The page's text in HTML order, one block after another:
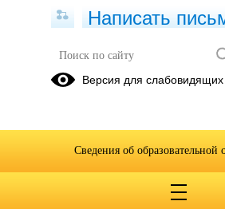
Методические
выполнение ДКР
Написать
Версия для слабовидящих
Сведения об образовательной